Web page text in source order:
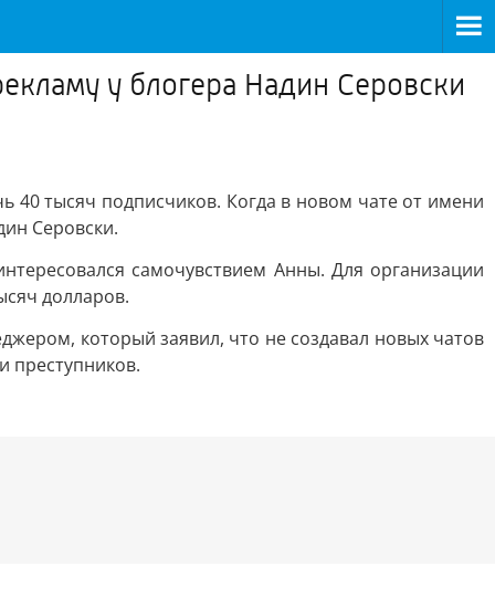
у блогера Надин Серовски
40 тысяч подписчиков. Когда в новом чате от имени
Серовски.
самочувствием Анны. Для организации
долларов.
который заявил, что не создавал новых чатов
преступников.